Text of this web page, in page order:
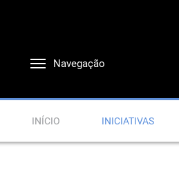
Navegação
INÍCIO INICIATIVAS